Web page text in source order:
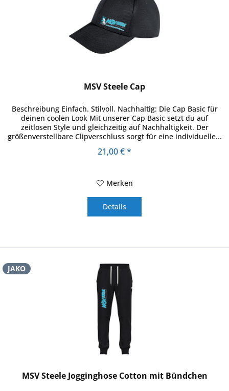
MSV Steele Cap
Beschreibung Einfach. Stilvoll. Nachhaltig: Die Cap Basic für
deinen coolen Look Mit unserer Cap Basic setzt du auf
zeitlosen Style und gleichzeitig auf Nachhaltigkeit. Der
größenverstellbare Clipverschluss sorgt für eine individuelle...
21,00 € *
Merken
Details
JAKO
MSV Steele Jogginghose Cotton mit Bündchen